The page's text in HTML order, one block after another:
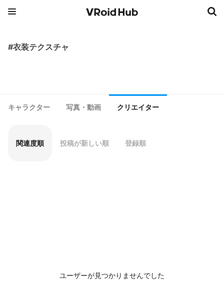
#衣装テクスチャ
キャラクター 写真・動画 クリエイター
関連度順 投稿が新しい順 登録順
ユーザーが見つかりませんでした